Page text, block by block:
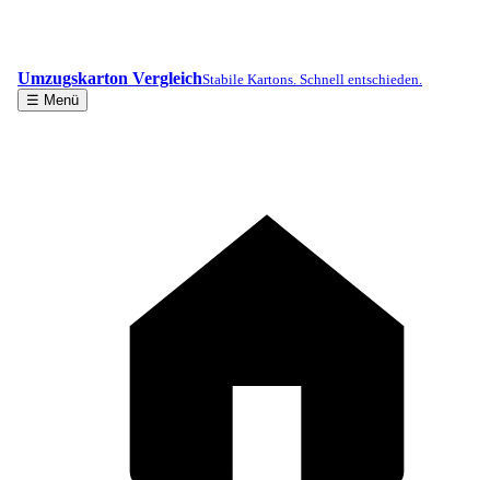
Umzugskarton VergleichStabile Kartons. Schnell entschieden.
☰ Menü